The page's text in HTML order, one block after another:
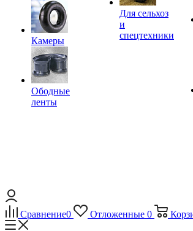
Камеры
Ободные
ленты
Для сельхоз
и
спецтехники
Сравнение0 Отложенные 0